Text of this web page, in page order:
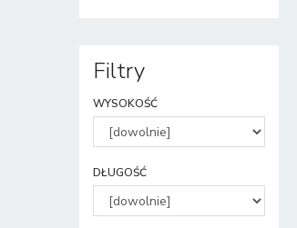
Filtry
WYSOKOŚĆ
DŁUGOŚĆ